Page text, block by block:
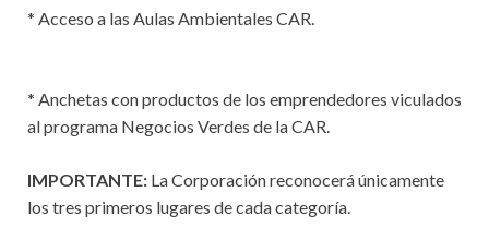
* Acceso a las Aulas Ambientales CAR.
* Anchetas con productos de los emprendedores viculados
al programa Negocios Verdes de la CAR.
IMPORTANTE: La Corporación reconocerá únicamente
los tres primeros lugares de cada categoría.